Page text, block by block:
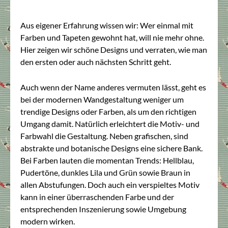
Aus eigener Erfahrung wissen wir: Wer einmal mit
Farben und Tapeten gewohnt hat, will nie mehr ohne.
Hier zeigen wir schöne Designs und verraten, wie man
den ersten oder auch nächsten Schritt geht.
Auch wenn der Name anderes vermuten lässt, geht es
bei der modernen Wandgestaltung weniger um
trendige Designs oder Farben, als um den richtigen
Umgang damit. Natürlich erleichtert die Motiv- und
Farbwahl die Gestaltung. Neben grafischen, sind
abstrakte und botanische Designs eine sichere Bank.
Bei Farben lauten die momentan Trends: Hellblau,
Pudertöne, dunkles Lila und Grün sowie Braun in
allen Abstufungen. Doch auch ein verspieltes Motiv
kann in einer überraschenden Farbe und der
entsprechenden Inszenierung sowie Umgebung
modern wirken.